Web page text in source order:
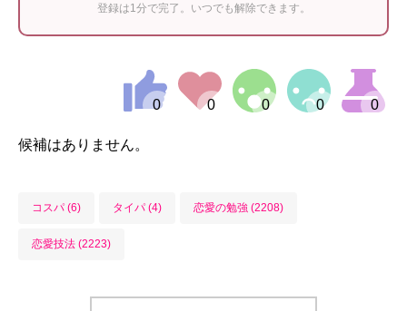
登録は1分で完了。いつでも解除できます。
候補はありません。
コスパ (6) タイパ (4) 恋愛の勉強 (2208)
恋愛技法 (2223)